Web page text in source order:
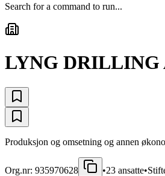
Search for a command to run...
LYNG DRILLING
Produksjon og omsetning og annen
Org.nr: 935970628 •23 ansatte•